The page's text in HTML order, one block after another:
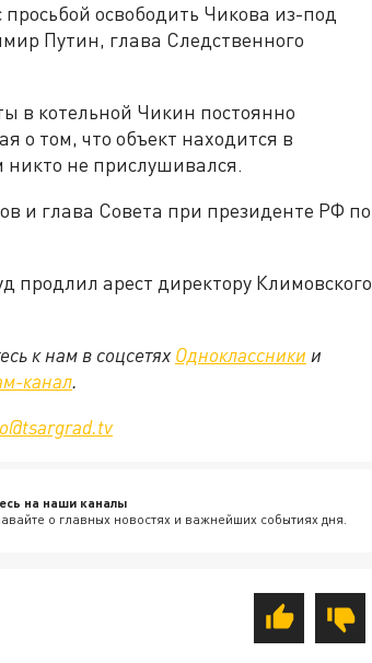
освободить Чикова из-под
Путин, глава Следственного
в котельной Чикин постоянно
о том, что объект находится в
никто не прислушивался.
и глава Совета при президенте РФ по
продлил арест директору Климовского
к нам в соцсетях Одноклассники и
канал.
на наши каналы
о главных новостях и важнейших событиях дня.